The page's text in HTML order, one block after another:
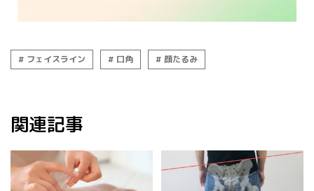
フェイスライン 口角 顔たるみ
関連記事